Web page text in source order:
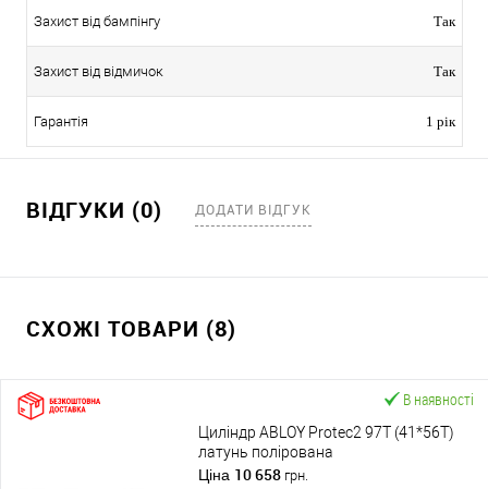
Захист від бампінгу Так
Захист від відмичок Так
Гарантія 1 рік
ВІДГУКИ (0) ДОДАТИ ВІДГУК
СХОЖІ ТОВАРИ (8)
В наявності
Циліндр ABLOY Protec2 97T (41*56T)
латунь полірована
Ціна 10 658 грн.